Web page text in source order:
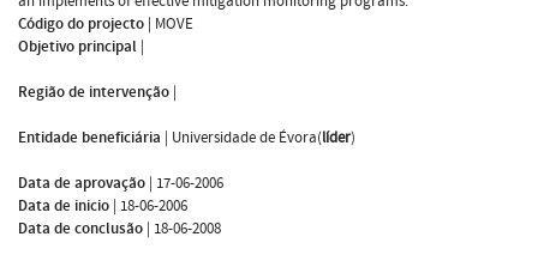
Código do projecto | MOVE
Objetivo principal |
Região de intervenção |
Entidade beneficiária | Universidade de Évora(líder)
Data de aprovação | 17-06-2006
Data de inicio | 18-06-2006
Data de conclusão | 18-06-2008